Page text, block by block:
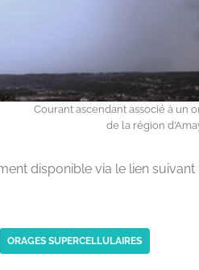
Courant ascendant associé à un
de la région
disponible via le lien suivant :
ORAGES SUPERCELLULAIRES